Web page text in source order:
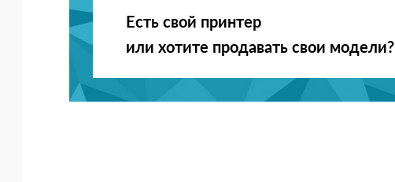
Есть свой принтер
или хотите продавать свои модели?